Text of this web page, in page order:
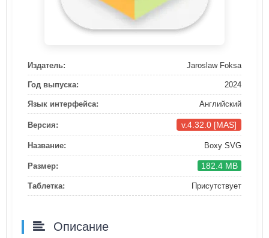
Издатель: Jaroslaw Foksa
Год выпуска: 2024
Язык интерфейса: Английский
Версия: v.4.32.0 [MAS]
Название: Boxy SVG
Размер: 182.4 MB
Таблетка: Присутствует
Описание